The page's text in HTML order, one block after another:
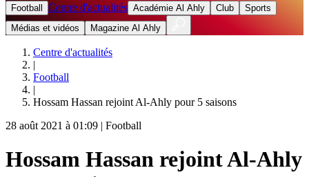
Football Centre d'actualités Académie Al Ahly Club
Sports
Médias et vidéos
Magazine Al Ahly
Centre d'actualités
|
Football
|
Hossam Hassan rejoint Al-Ahly pour 5 saisons
28 août 2021 à 01:09 | Football
Hossam Hassan rejoint Al-Ahly